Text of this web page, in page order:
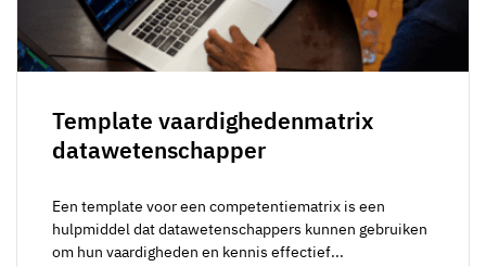
Template vaardighedenmatrix
datawetenschapper
Een template voor een competentiematrix is een
hulpmiddel dat datawetenschappers kunnen gebruiken
om hun vaardigheden en kennis effectief...